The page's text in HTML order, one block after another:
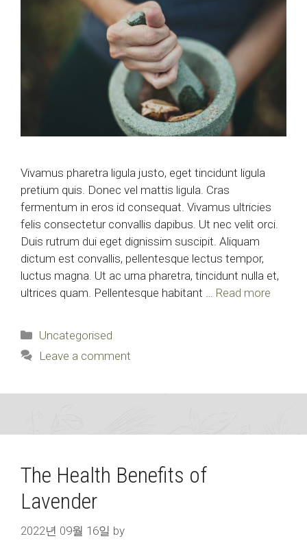
Vivamus pharetra ligula justo, eget tincidunt ligula
pretium quis. Donec vel mattis ligula. Cras
fermentum in eros id consequat. Vivamus ultricies
felis consectetur convallis dapibus. Ut nec velit orci.
Duis rutrum dui eget dignissim suscipit. Aliquam
dictum est convallis, pellentesque lectus tempor,
luctus magna. Ut ac urna pharetra, tincidunt nulla et,
ultrices quam. Pellentesque habitant … Read more
Categories
Uncategorised
Leave a comment
The Health Benefits of
Lavender
2022년 09월 16일 by